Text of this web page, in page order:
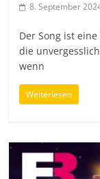
8. September
Der Song ist
die
wenn
Weiterlesen